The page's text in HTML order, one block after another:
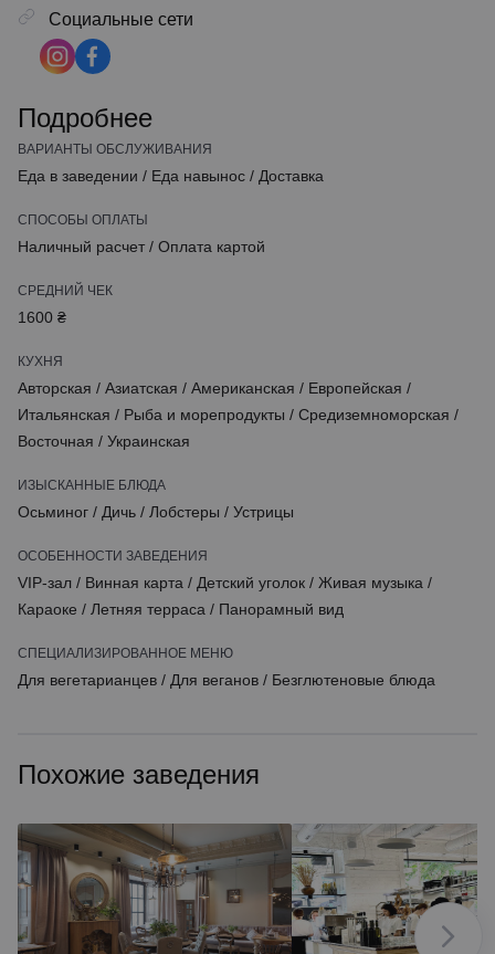
Социальные сети
Подробнее
ВАРИАНТЫ ОБСЛУЖИВАНИЯ
Еда в заведении / Еда навынос / Доставка
СПОСОБЫ ОПЛАТЫ
Наличный расчет / Оплата картой
СРЕДНИЙ ЧЕК
1600 ₴
КУХНЯ
Авторская / Азиатская / Американская / Европейская /
Итальянская / Рыба и морепродукты / Средиземноморская /
Восточная / Украинская
ИЗЫСКАННЫЕ БЛЮДА
Осьминог / Дичь / Лобстеры / Устрицы
ОСОБЕННОСТИ ЗАВЕДЕНИЯ
VIP-зал / Винная карта / Детский уголок / Живая музыка /
Караоке / Летняя терраса / Панорамный вид
СПЕЦИАЛИЗИРОВАННОЕ МЕНЮ
Для вегетарианцев / Для веганов / Безглютеновые блюда
Похожие заведения